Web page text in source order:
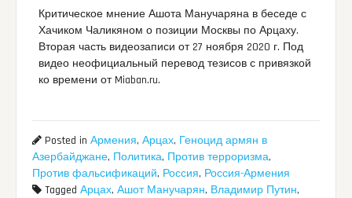
Критическое мнение Ашота Манучаряна в беседе с
Хачиком Чаликяном о позиции Москвы по Арцаху.
Вторая часть видеозаписи от 27 ноября 2020 г. Под
видео неофициальный перевод тезисов с привязкой
ко времени от Miaban.ru.
Posted inАрмения,Арцах, Геноцид армян в
Азербайджане, Политика, Против терроризма,
Против фальсификаций, Россия, Россия-Армения
TaggedАрцах,Ашот Манучарян, Владимир Путин,